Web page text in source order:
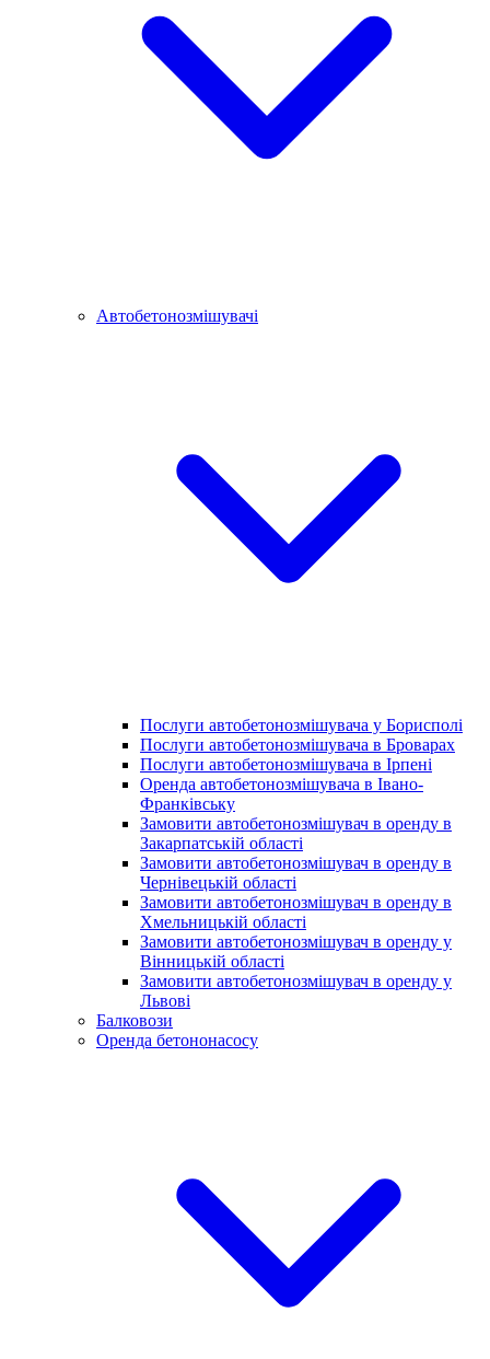
Автобетонозмішувачі
Послуги автобетонозмішувача у Борисполі
Послуги автобетонозмішувача в Броварах
Послуги автобетонозмішувача в Ірпені
Оренда автобетонозмішувача в Івано-
Франківську
Замовити автобетонозмішувач в оренду в
Закарпатській області
Замовити автобетонозмішувач в оренду в
Чернівецькій області
Замовити автобетонозмішувач в оренду в
Хмельницькій області
Замовити автобетонозмішувач в оренду у
Вінницькій області
Замовити автобетонозмішувач в оренду у
Львові
Балковози
Оренда бетононасосу